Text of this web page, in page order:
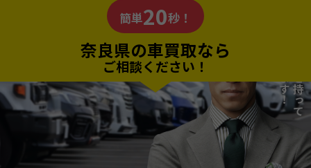
の車買取なら
ソコカラの 私たちが責任を持って
査定いたします！
簡単20秒！
奈良県の車買取なら
ご相談ください！
20秒で入力完了！